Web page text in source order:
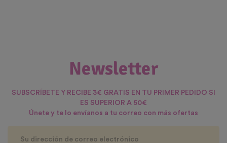
Newsletter
SUBSCRÍBETE Y RECIBE 3€ GRATIS EN TU PRIMER PEDIDO SI
ES SUPERIOR A 50€
Únete y te lo envíanos a tu correo con más ofertas